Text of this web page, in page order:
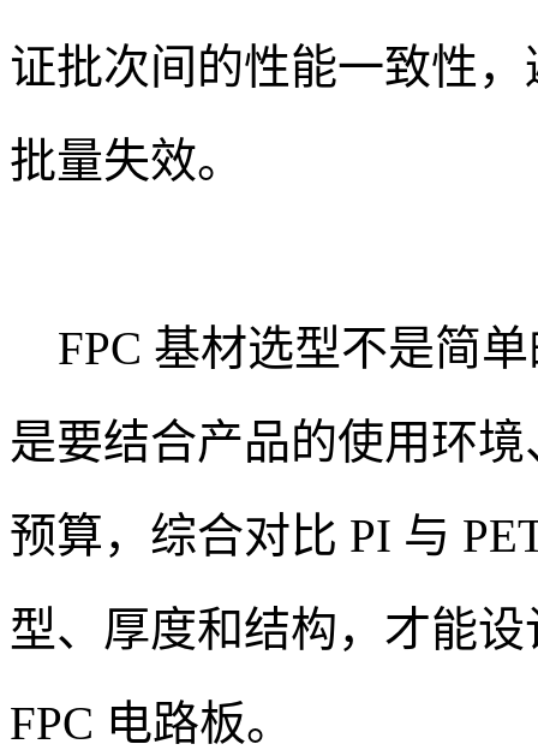
证批次间的性能一致性
批量失效。
FPC 基材选型不是简单
是要结合产品的使用环
预算，综合对比 PI 与
型、厚度和结构，才能
FPC 电路板。